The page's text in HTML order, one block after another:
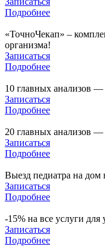
Подробнее
«ТочноЧекап» –
организма!
Записаться
Подробнее
10 главных анализов
Записаться
Подробнее
20 главных анализов —
Записаться
Подробнее
Выезд педиатра на дом
Записаться
Подробнее
-15% на все услуги
Записаться
Подробнее